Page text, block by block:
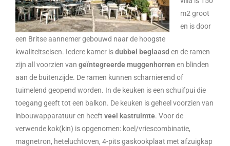
m2 groot
en is door
een Britse aannemer gebouwd naar de hoogste
kwaliteitseisen. Iedere kamer isdubbel beglaasd en de ramen
zijn all voorzien van geïntegreerde muggenhorren en blinden
aan de buitenzijde. De ramen kunnen scharnierend of
tuimelend geopend worden. In de keuken is een schuifpui die
toegang geeft tot een balkon. De keuken is geheel voorzien van
inbouwapparatuur en heeft veel kastruimte. Voor de
verwende kok(kin) is opgenomen: koel/vriescombinatie,
magnetron, heteluchtoven, 4-pits gaskookplaat met afzuigkap